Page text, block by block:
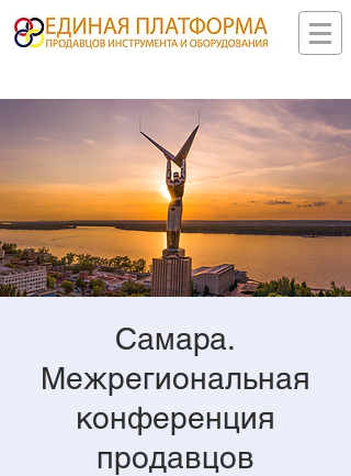
Самара.
Межрегиональная
конференция
продавцов